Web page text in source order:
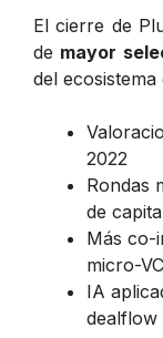
El cierre de
de mayor
del ecosistema
2022
Rondas
de
Más co-
micro-
IA
dealflow